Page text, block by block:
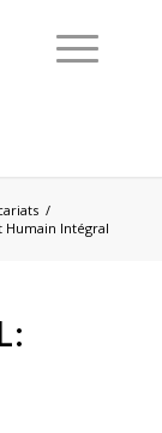
/
Intégral